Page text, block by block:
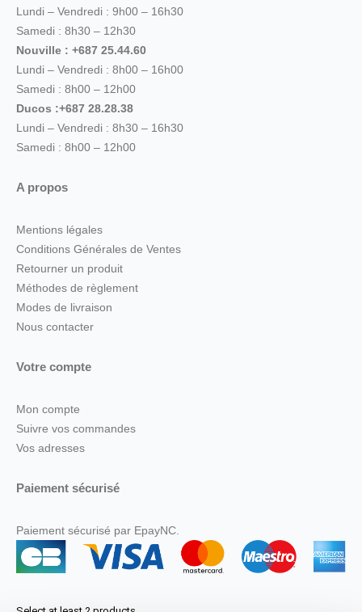
Lundi – Vendredi : 9h00 – 16h30
Samedi : 8h30 – 12h30
Nouville : +687 25.44.60
Lundi – Vendredi : 8h00 – 16h00
Samedi : 8h00 – 12h00
Ducos :+687 28.28.38
Lundi – Vendredi : 8h30 – 16h30
Samedi : 8h00 – 12h00
A propos
Mentions légales
Conditions Générales de Ventes
Retourner un produit
Méthodes de règlement
Modes de livraison
Nous contacter
Votre compte
Mon compte
Suivre vos commandes
Vos adresses
Paiement sécurisé
Paiement sécurisé par EpayNC.